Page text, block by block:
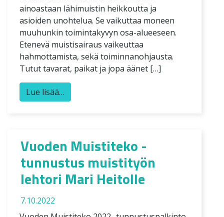
ainoastaan lähimuistin heikkoutta ja
asioiden unohtelua. Se vaikuttaa moneen
muuhunkin toimintakyvyn osa-alueeseen.
Etenevä muistisairaus vaikeuttaa
hahmottamista, sekä toiminnanohjausta.
Tutut tavarat, paikat ja jopa äänet […]
Lue lisää…
Vuoden Muistiteko -
tunnustus muistityön
lehtori Mari Heitolle
7.10.2022